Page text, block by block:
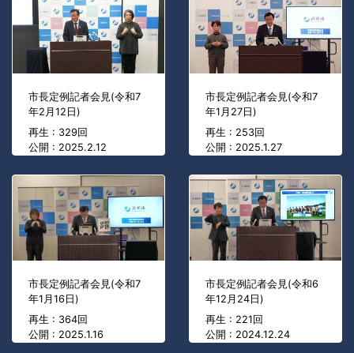
市長定例記者会見(令和7
年2月12日)
再生 : 329回
公開 : 2025.2.12
市長定例記者会見(令和7
年1月27日)
再生 : 253回
公開 : 2025.1.27
市長定例記者会見(令和7
年1月16日)
再生 : 364回
公開 : 2025.1.16
市長定例記者会見(令和6
年12月24日)
再生 : 221回
公開 : 2024.12.24